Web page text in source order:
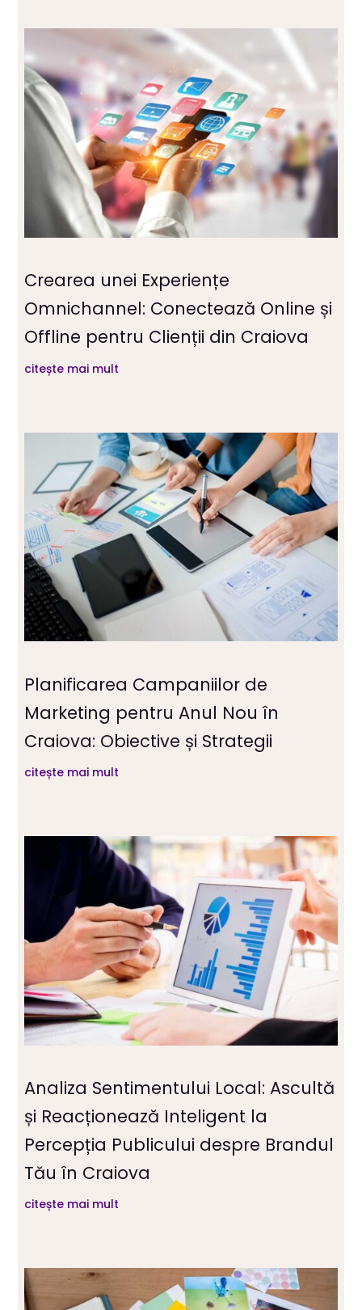
Crearea unei Experiențe
Omnichannel: Conectează Online și
Offline pentru Clienții din Craiova
citește mai mult
Planificarea Campaniilor de
Marketing pentru Anul Nou în
Craiova: Obiective și Strategii
citește mai mult
Analiza Sentimentului Local: Ascultă
și Reacționează Inteligent la
Percepția Publicului despre Brandul
Tău în Craiova
citește mai mult